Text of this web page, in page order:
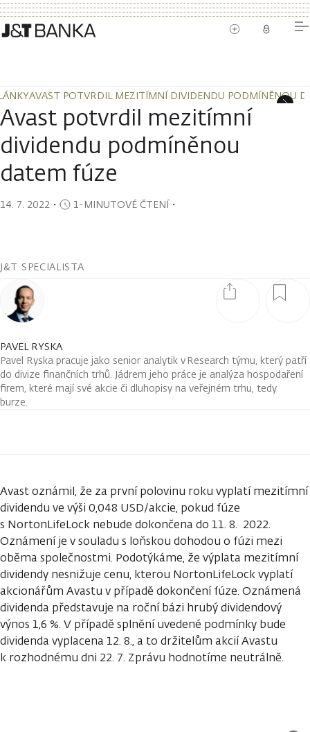
AVAST POTVRDIL MEZITÍMNÍ DIVIDENDU PODMÍNĚNOU
AVAST POTVRDIL MEZITÍMNÍ DIVIDENDU PODMÍNĚNOU
Avast potvrdil mezitímní
dividendu podmíněnou
datem fúze
14. 7. 2022 ・ 1-MINUTOVÉ ČTENÍ・
J&T SPECIALISTA
PAVEL RYSKA
Pavel Ryska pracuje jako senior analytik v Research týmu, který patří
do divize finančních trhů. Jádrem jeho práce je analýza hospodaření
firem, které mají své akcie či dluhopisy na veřejném trhu, tedy
burze.
Avast oznámil, že za první polovinu roku vyplatí mezitímní
dividendu ve výši 0,048 USD/akcie, pokud fúze
s NortonLifeLock nebude dokončena do 11. 8. 2022.
Oznámení je v souladu s loňskou dohodou o fúzi mezi
oběma společnostmi. Podotýkáme, že výplata mezitímní
dividendy nesnižuje cenu, kterou NortonLifeLock vyplatí
akcionářům Avastu v případě dokončení fúze. Oznámená
dividenda představuje na roční bázi hrubý dividendový
výnos 1,6 %. V případě splnění uvedené podmínky bude
dividenda vyplacena 12. 8., a to držitelům akcií Avastu
k rozhodnému dni 22. 7. Zprávu hodnotíme neutrálně.